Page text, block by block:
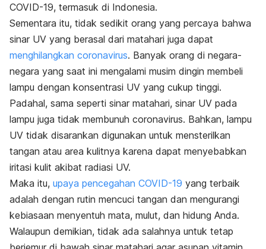
COVID-19, termasuk di Indonesia.
Sementara itu, tidak sedikit orang yang percaya bahwa
sinar UV yang berasal dari matahari juga dapat
menghilangkan coronavirus. Banyak orang di negara-
negara yang saat ini mengalami musim dingin membeli
lampu dengan konsentrasi UV yang cukup tinggi.
Padahal, sama seperti sinar matahari, sinar UV pada
lampu juga tidak membunuh coronavirus. Bahkan, lampu
UV tidak disarankan digunakan untuk mensterilkan
tangan atau area kulitnya karena dapat menyebabkan
iritasi kulit akibat radiasi UV.
Maka itu, upaya pencegahan COVID-19 yang terbaik
adalah dengan rutin mencuci tangan dan mengurangi
kebiasaan menyentuh mata, mulut, dan hidung Anda.
Walaupun demikian, tidak ada salahnya untuk tetap